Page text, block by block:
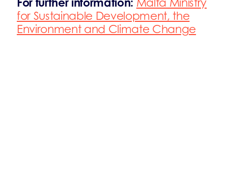
for Sustainable Development, the
Environment and Climate Change